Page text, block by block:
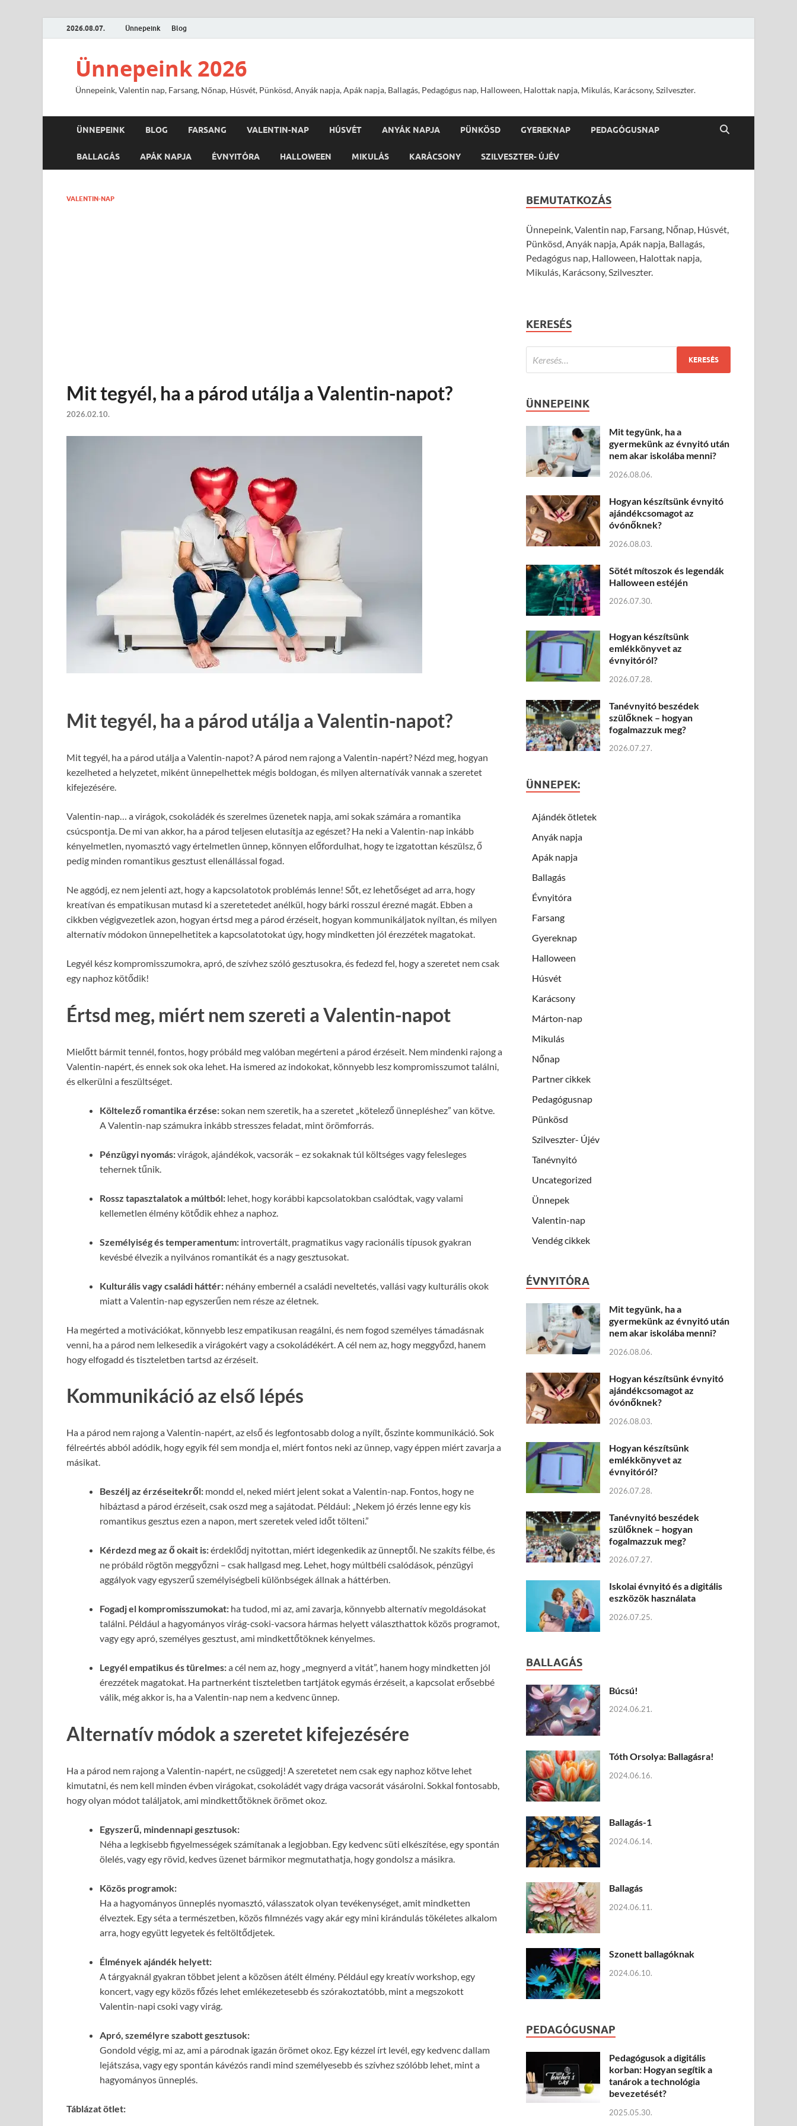
2026.08.07. Ünnepeink Blog
Ünnepeink 2026
Ünnepeink, Valentin nap, Farsang, Nőnap, Húsvét, Pünkösd, Anyák napja, Apák napja, Ballagás, Pedagógus nap, Halloween, Halottak napja, Mikulás, Karácsony, Szilveszter.
ÜNNEPEINK BLOG FARSANG VALENTIN-NAP HÚSVÉT ANYÁK NAPJA PÜNKÖSD GYEREKNAP PEDAGÓGUSNAP
BALLAGÁS APÁK NAPJA ÉVNYITÓRA HALLOWEEN MIKULÁS KARÁCSONY SZILVESZTER- ÚJÉV
VALENTIN-NAP
Mit tegyél, ha a párod utálja a Valentin-napot?
2026.02.10.
Mit tegyél, ha a párod utálja a Valentin-napot?
Mit tegyél, ha a párod utálja a Valentin-napot? A párod nem rajong a Valentin-napért? Nézd meg, hogyan
kezelheted a helyzetet, miként ünnepelhettek mégis boldogan, és milyen alternatívák vannak a szeretet
kifejezésére.
Valentin-nap… a virágok, csokoládék és szerelmes üzenetek napja, ami sokak számára a romantika
csúcspontja. De mi van akkor, ha a párod teljesen elutasítja az egészet? Ha neki a Valentin-nap inkább
kényelmetlen, nyomasztó vagy értelmetlen ünnep, könnyen előfordulhat, hogy te izgatottan készülsz, ő
pedig minden romantikus gesztust ellenállással fogad.
Ne aggódj, ez nem jelenti azt, hogy a kapcsolatotok problémás lenne! Sőt, ez lehetőséget ad arra, hogy
kreatívan és empatikusan mutasd ki a szeretetedet anélkül, hogy bárki rosszul érezné magát. Ebben a
cikkben végigvezetlek azon, hogyan értsd meg a párod érzéseit, hogyan kommunikáljatok nyíltan, és milyen
alternatív módokon ünnepelhetitek a kapcsolatotokat úgy, hogy mindketten jól érezzétek magatokat.
Legyél kész kompromisszumokra, apró, de szívhez szóló gesztusokra, és fedezd fel, hogy a szeretet nem csak
egy naphoz kötődik!
Értsd meg, miért nem szereti a Valentin-napot
Mielőtt bármit tennél, fontos, hogy próbáld meg valóban megérteni a párod érzéseit. Nem mindenki rajong a
Valentin-napért, és ennek sok oka lehet. Ha ismered az indokokat, könnyebb lesz kompromisszumot találni,
és elkerülni a feszültséget.
Költelező romantika érzése:sokan nem szeretik, ha a szeretet „kötelező ünnepléshez” van kötve.
A Valentin-nap számukra inkább stresszes feladat, mint örömforrás.
Pénzügyi nyomás:virágok, ajándékok, vacsorák – ez sokaknak túl költséges vagy felesleges
tehernek tűnik.
Rossz tapasztalatok a múltból: lehet, hogy korábbi kapcsolatokban csalódtak, vagy valami
kellemetlen élmény kötődik ehhez a naphoz.
Személyiség és temperamentum: introvertált, pragmatikus vagy racionális típusok gyakran
kevésbé élvezik a nyilvános romantikát és a nagy gesztusokat.
Kulturális vagy családi háttér: néhány embernél a családi neveltetés, vallási vagy kulturális okok
miatt a Valentin-nap egyszerűen nem része az életnek.
Ha megérted a motivációkat, könnyebb lesz empatikusan reagálni, és nem fogod személyes támadásnak
venni, ha a párod nem lelkesedik a virágokért vagy a csokoládékért. A cél nem az, hogy meggyőzd, hanem
hogy elfogadd és tiszteletben tartsd az érzéseit.
Kommunikáció az első lépés
Ha a párod nem rajong a Valentin-napért, az első és legfontosabb dolog a nyílt, őszinte kommunikáció. Sok
félreértés abból adódik, hogy egyik fél sem mondja el, miért fontos neki az ünnep, vagy éppen miért zavarja a
másikat.
Beszélj az érzéseitekről: mondd el, neked miért jelent sokat a Valentin-nap. Fontos, hogy ne
hibáztasd a párod érzéseit, csak oszd meg a sajátodat. Például: „Nekem jó érzés lenne egy kis
romantikus gesztus ezen a napon, mert szeretek veled időt tölteni.”
Kérdezd meg az ő okait is:érdeklődj nyitottan, miért idegenkedik az ünneptől. Ne szakíts félbe, és
ne próbáld rögtön meggyőzni – csak hallgasd meg. Lehet, hogy múltbéli csalódások, pénzügyi
aggályok vagy egyszerű személyiségbeli különbségek állnak a háttérben.
Fogadj el kompromisszumokat: ha tudod, mi az, ami zavarja, könnyebb alternatív megoldásokat
találni. Például a hagyományos virág-csoki-vacsora hármas helyett választhattok közös programot,
vagy egy apró, személyes gesztust, ami mindkettőtöknek kényelmes.
Legyél empatikus és türelmes:a cél nem az, hogy „megnyerd a vitát”, hanem hogy mindketten jól
érezzétek magatokat. Ha partnerként tiszteletben tartjátok egymás érzéseit, a kapcsolat erősebbé
válik, még akkor is, ha a Valentin-nap nem a kedvenc ünnep.
Alternatív módok a szeretet kifejezésére
Ha a párod nem rajong a Valentin-napért, ne csüggedj! A szeretetet nem csak egy naphoz kötve lehet
kimutatni, és nem kell minden évben virágokat, csokoládét vagy drága vacsorát vásárolni. Sokkal fontosabb,
hogy olyan módot találjatok, ami mindkettőtöknek örömet okoz.
Egyszerű, mindennapi gesztusok:
Néha a legkisebb figyelmességek számítanak a legjobban. Egy kedvenc süti elkészítése, egy spontán
ölelés, vagy egy rövid, kedves üzenet bármikor megmutathatja, hogy gondolsz a másikra.
Közös programok:
Ha a hagyományos ünneplés nyomasztó, válasszatok olyan tevékenységet, amit mindketten
élveztek. Egy séta a természetben, közös filmnézés vagy akár egy mini kirándulás tökéletes alkalom
arra, hogy együtt legyetek és feltöltődjetek.
Élmények ajándék helyett:
A tárgyaknál gyakran többet jelent a közösen átélt élmény. Például egy kreatív workshop, egy
koncert, vagy egy közös főzés lehet emlékezetesebb és szórakoztatóbb, mint a megszokott
Valentin-napi csoki vagy virág.
Apró, személyre szabott gesztusok:
Gondold végig, mi az, ami a párodnak igazán örömet okoz. Egy kézzel írt levél, egy kedvenc dallam
lejátszása, vagy egy spontán kávézós randi mind személyesebb és szívhez szólóbb lehet, mint a
hagyományos ünneplés.
Táblázat ötlet:
BEMUTATKOZÁS
Ünnepeink, Valentin nap, Farsang, Nőnap, Húsvét,
Pünkösd, Anyák napja, Apák napja, Ballagás,
Pedagógus nap, Halloween, Halottak napja,
Mikulás, Karácsony, Szilveszter.
KERESÉS
ÜNNEPEINK
Mit tegyünk, ha a
gyermekünk az évnyitó után
nem akar iskolába menni?
2026.08.06.
Hogyan készítsünk évnyitó
ajándékcsomagot az
óvónőknek?
2026.08.03.
Sötét mítoszok és legendák
Halloween estéjén
2026.07.30.
Hogyan készítsünk
emlékkönyvet az
évnyitóról?
2026.07.28.
Tanévnyitó beszédek
szülőknek – hogyan
fogalmazzuk meg?
2026.07.27.
ÜNNEPEK:
Ajándék ötletek
Anyák napja
Apák napja
Ballagás
Évnyitóra
Farsang
Gyereknap
Halloween
Húsvét
Karácsony
Márton-nap
Mikulás
Nőnap
Partner cikkek
Pedagógusnap
Pünkösd
Szilveszter- Újév
Tanévnyitó
Uncategorized
Ünnepek
Valentin-nap
Vendég cikkek
ÉVNYITÓRA
Mit tegyünk, ha a
gyermekünk az évnyitó után
nem akar iskolába menni?
2026.08.06.
Hogyan készítsünk évnyitó
ajándékcsomagot az
óvónőknek?
2026.08.03.
Hogyan készítsünk
emlékkönyvet az
évnyitóról?
2026.07.28.
Tanévnyitó beszédek
szülőknek – hogyan
fogalmazzuk meg?
2026.07.27.
Iskolai évnyitó és a digitális
eszközök használata
2026.07.25.
BALLAGÁS
Búcsú!
2024.06.21.
Tóth Orsolya: Ballagásra!
2024.06.16.
Ballagás-1
2024.06.14.
Ballagás
2024.06.11.
Szonett ballagóknak
2024.06.10.
PEDAGÓGUSNAP
Pedagógusok a digitális
korban: Hogyan segítik a
tanárok a technológia
bevezetését?
2025.05.30.